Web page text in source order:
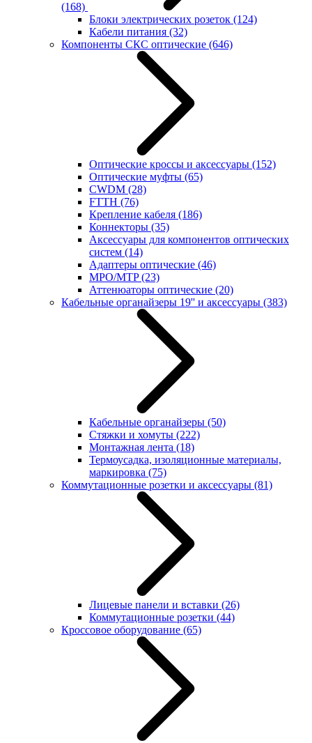
(168)
Блоки электрических розеток (124)
Кабели питания (32)
Компоненты СКС оптические (646)
Оптические кроссы и аксессуары (152)
Оптические муфты (65)
CWDM (28)
FTTH (76)
Крепление кабеля (186)
Коннекторы (35)
Аксессуары для компонентов оптических
систем (14)
Адаптеры оптические (46)
MPO/MTP(23)
Аттенюаторы оптические (20)
Кабельные органайзеры 19'' и аксессуары (383)
Кабельные органайзеры (50)
Стяжки и хомуты (222)
Монтажная лента (18)
Термоусадка, изоляционные материалы,
маркировка (75)
Коммутационные розетки и аксессуары (81)
Лицевые панели и вставки (26)
Коммутационные розетки (44)
Кроссовое оборудование (65)